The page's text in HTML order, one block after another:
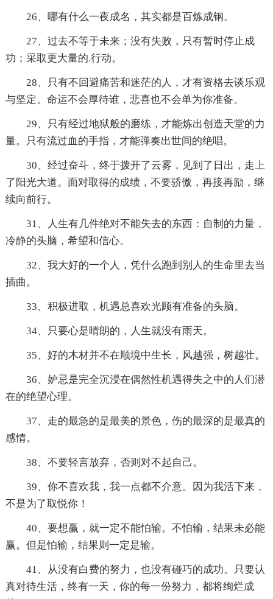
26、哪有什么一夜成名，其实都是百炼成钢。
27、过去不等于未来；没有失败，只有暂时停止成
功；采取更大量的.行动。
28、只有不回避痛苦和迷茫的人，才有资格去谈乐观
与坚定。命运不会厚待谁，悲喜也不会单为你准备。
29、只有经过地狱般的磨练，才能炼出创造天堂的力
量。只有流过血的手指，才能弹奏出世间的绝唱。
30、经过奋斗，终于拨开了云雾，见到了日出，走上
了阳光大道。面对取得的成绩，不要骄傲，再接再励，继
续向前行。
31、人生有几件绝对不能失去的东西：自制的力量，
冷静的头脑，希望和信心。
32、我大好的一个人，凭什么跑到别人的生命里去当
插曲。
33、积极进取，机遇总喜欢光顾有准备的头脑。
34、只要心是晴朗的，人生就没有雨天。
35、好的木材并不在顺境中生长，风越强，树越壮。
36、妒忌是完全沉浸在偶然性机遇得失之中的人们潜
在的绝望心理。
37、走的最急的是最美的景色，伤的最深的是最真的
感情。
38、不要轻言放弃，否则对不起自己。
39、你不喜欢我，我一点都不介意。因为我活下来，
不是为了取悦你！
40、要想赢，就一定不能怕输。不怕输，结果未必能
赢。但是怕输，结果则一定是输。
41、从没有白费的努力，也没有碰巧的成功。只要认
真对待生活，终有一天，你的每一份努力，都将绚烂成